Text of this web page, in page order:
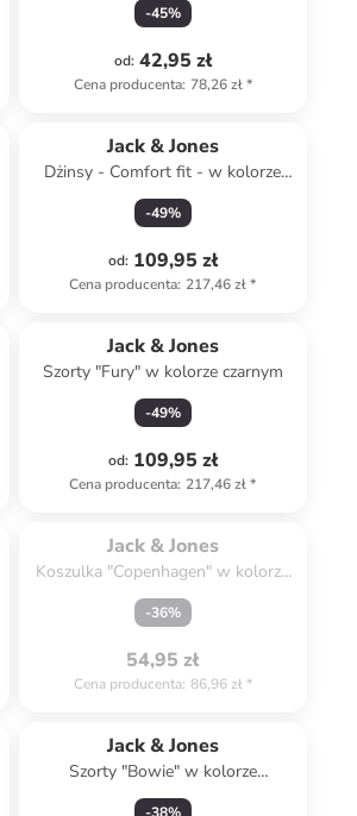
-45%
od: 42,95 zł
Cena producenta: 78,26 zł*
Jack & Jones
Dżinsy - Comfort fit - w kolorze
błękitnym
-49%
od: 109,95 zł
Cena producenta: 217,46 zł*
Jack & Jones
Szorty "Fury" w kolorze czarnym
-49%
od: 109,95 zł
Cena producenta: 217,46 zł*
Wyprzedane
Jack & Jones
Koszulka "Copenhagen" w kolorze
czarnym
-36%
54,95 zł
Cena producenta: 86,96 zł*
Jack & Jones
Szorty "Bowie" w kolorze
granatowym